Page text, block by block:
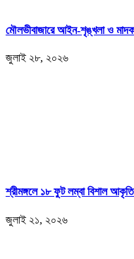
মৌলভীবাজারে আইন-শৃঙ্খলা ও মাদক
জুলাই ২৮, ২০২৬
শ্রীমঙ্গলে ১৮ ফুট লম্বা বিশাল
জুলাই ২১, ২০২৬